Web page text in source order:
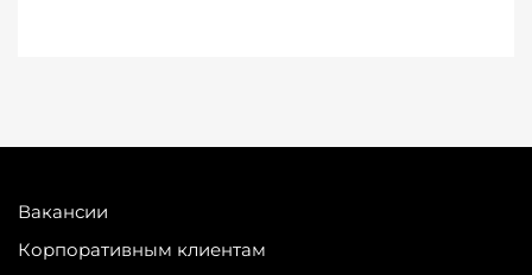
Вакансии
Корпоративным клиентам